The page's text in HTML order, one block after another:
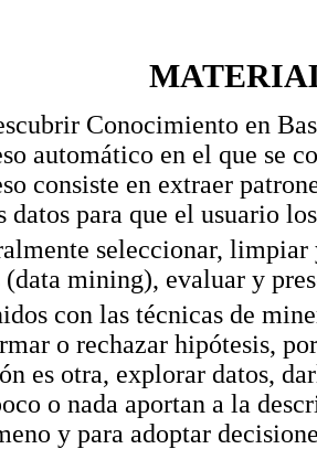
Conocimiento en
automático en el que se
consiste en extraer
datos para que el usuario
seleccionar,
(data mining), evaluar y
con las técnicas de
o rechazar hipótesis,
es otra, explorar datos,
o nada aportan a la
y para adoptar